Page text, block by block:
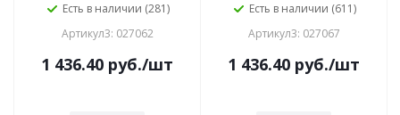
Есть в наличии (281)
Артикул3: 027062
1 436.40 руб./шт
Есть в наличии (611)
Артикул3: 027067
1 436.40 руб./шт